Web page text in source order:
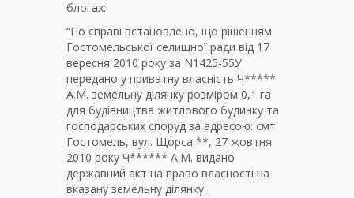
блогах:
“По справі встановлено, що рішенням
Гостомельської селищної ради від 17
вересня 2010 року за N1425-55У
передано у приватну власність Ч*****
А.М. земельну ділянку розміром 0,1 га
для будівництва житлового будинку та
господарських споруд за адресою: смт.
Гостомель, вул. Щорса **, 27 жовтня
2010 року Ч****** А.М. видано
державний акт на право власності на
вказану земельну ділянку.